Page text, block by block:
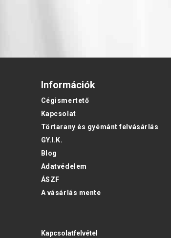
Információk
Cégismertető
Kapcsolat
Törtarany és gyémánt felvásárlás
GY.I.K.
Blog
Adatvédelem
ÁSZF
A vásárlás mente
Kapcsolatfelvétel